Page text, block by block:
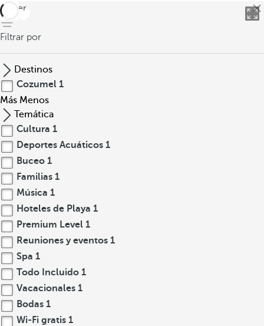
volver
Filtrar por
Destinos
Cozumel 1
Más Menos
Temática
Cultura 1
Deportes Acuáticos 1
Buceo 1
Familias 1
Música 1
Hoteles de Playa 1
Premium Level 1
Reuniones y eventos 1
Spa 1
Todo Incluido 1
Vacacionales 1
Bodas 1
Wi-Fi gratis 1